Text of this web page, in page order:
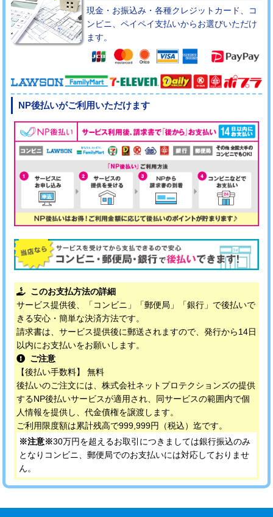
現金・お振込み・各種クレジットカード、コ
ンビニ、ペイペイ支払いからお選びいただけ
ます。
NP後払いがご利用いただけます
このお支払方法の詳細
サービス提供後、「コンビニ」「郵便局」「銀行」で後払いで
きる安心・簡単な決済方法です。
請求書は、サービス提供後に郵送されますので、発行から14日
以内にお支払いをお願いします。
ご注意
【後払い手数料】 無料
後払いのご注文には、株式会社ネットプロテクションズの提供
するNP後払いサービスが適用され、同サービスの範囲内で個
人情報を提供し、代金債権を譲渡します。
ご利用限度額は累計残高で999,999円（税込）迄です。
※注意※30万円を超えるお取引につきましては銀行振込のみ
となりコンビニ、郵便局でのお支払いには対応しておりませ
ん。